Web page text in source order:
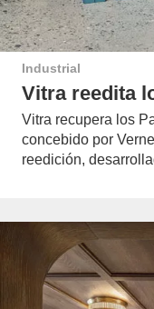
Industrial
Vitra reedita
Vitra recupera los
concebido por
reedición,